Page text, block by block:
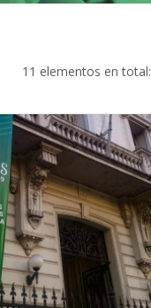
11 elementos en total: